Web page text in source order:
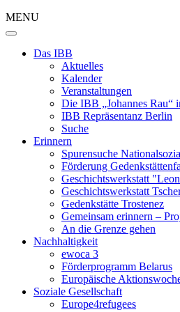
MENU
Das IBB
Aktuelles
Kalender
Veranstaltungen
Die IBB „Johannes Rau“
IBB Repräsentanz Berlin
Suche
Erinnern
Spurensuche
Förderung
Geschichtswerkstatt
Geschichtswerkstatt
Gedenkstätte Trostenez
Gemeinsam erinnern –
An die Grenze gehen
Nachhaltigkeit
ewoca 3
Förderprogramm Belarus
Europäische
Soziale Gesellschaft
Europe4refugees